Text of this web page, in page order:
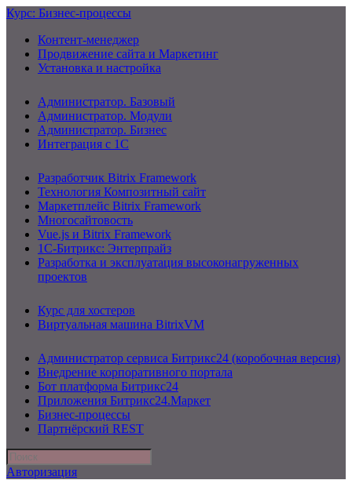
Курс: Бизнес-процессы
Контент-менеджер
Продвижение сайта и Маркетинг
Установка и настройка
Администратор. Базовый
Администратор. Модули
Администратор. Бизнес
Интеграция с 1С
Разработчик Bitrix Framework
Технология Композитный сайт
Маркетплейс Bitrix Framework
Многосайтовость
Vue.js и Bitrix Framework
1С-Битрикс: Энтерпрайз
Разработка и эксплуатация высоконагруженных
проектов
Курс для хостеров
Виртуальная машина BitrixVM
Администратор сервиса Битрикс24 (коробочная версия)
Внедрение корпоративного портала
Бот платформа Битрикс24
Приложения Битрикс24.Маркет
Бизнес-процессы
Партнёрский REST
Авторизация